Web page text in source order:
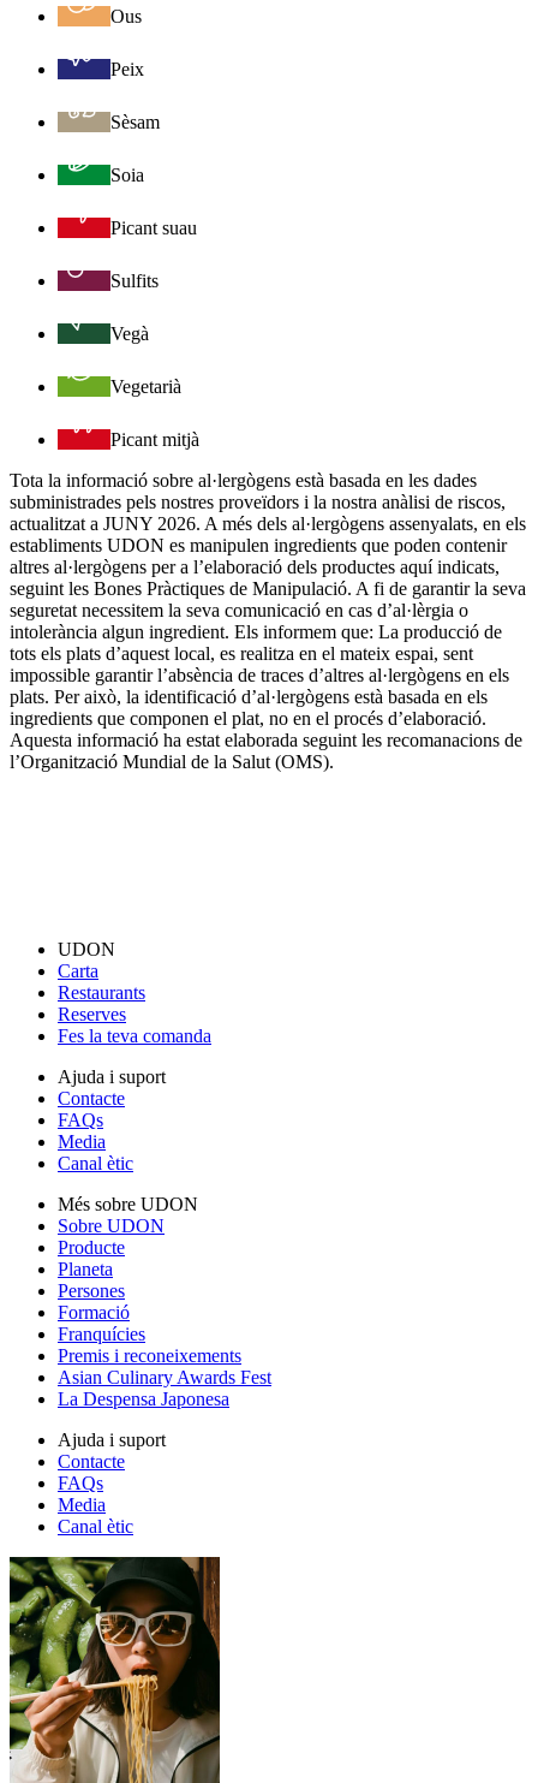
Ous
Peix
Sèsam
Soia
Picant suau
Sulfits
Vegà
Vegetarià
Picant mitjà
Tota la informació sobre al·lergògens està basada en les dades
subministrades pels nostres proveïdors i la nostra anàlisi de riscos,
actualitzat a JUNY 2026. A més dels al·lergògens assenyalats, en els
establiments UDON es manipulen ingredients que poden contenir
altres al·lergògens per a l’elaboració dels productes aquí indicats,
seguint les Bones Pràctiques de Manipulació. A fi de garantir la seva
seguretat necessitem la seva comunicació en cas d’al·lèrgia o
intolerància algun ingredient. Els informem que: La producció de
tots els plats d’aquest local, es realitza en el mateix espai, sent
impossible garantir l’absència de traces d’altres al·lergògens en els
plats. Per això, la identificació d’al·lergògens està basada en els
ingredients que componen el plat, no en el procés d’elaboració.
Aquesta informació ha estat elaborada seguint les recomanacions de
l’Organització Mundial de la Salut (OMS).
UDON
Carta
Restaurants
Reserves
Fes la teva comanda
Ajuda i suport
Contacte
FAQs
Media
Canal ètic
Més sobre UDON
Sobre UDON
Producte
Planeta
Persones
Formació
Franquícies
Premis i reconeixements
Asian Culinary Awards Fest
La Despensa Japonesa
Ajuda i suport
Contacte
FAQs
Media
Canal ètic